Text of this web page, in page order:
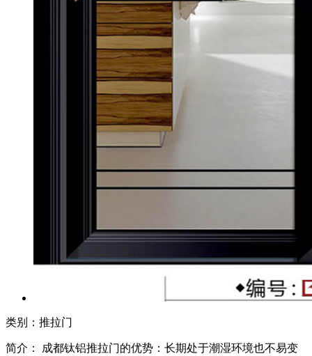
类别：推拉门
简介： 成都钛铝推拉门的优势：长期处于潮湿环境也不易变